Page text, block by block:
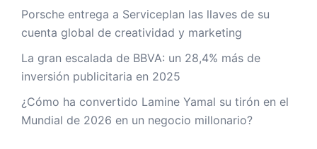
Porsche entrega a Serviceplan las llaves de su
cuenta global de creatividad y marketing
La gran escalada de BBVA: un 28,4% más de
inversión publicitaria en 2025
¿Cómo ha convertido Lamine Yamal su tirón en el
Mundial de 2026 en un negocio millonario?